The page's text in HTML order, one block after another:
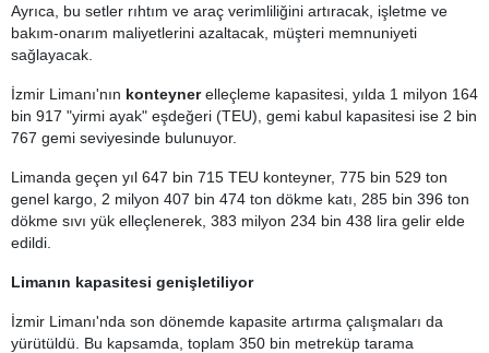
Ayrıca, bu setler rıhtım ve araç verimliliğini artıracak, işletme ve
bakım-onarım maliyetlerini azaltacak, müşteri memnuniyeti
sağlayacak.
İzmir Limanı'nın konteynerelleçleme kapasitesi, yılda 1 milyon 164
bin 917 "yirmi ayak" eşdeğeri (TEU), gemi kabul kapasitesi ise 2 bin
767 gemi seviyesinde bulunuyor.
Limanda geçen yıl 647 bin 715 TEU konteyner, 775 bin 529 ton
genel kargo, 2 milyon 407 bin 474 ton dökme katı, 285 bin 396 ton
dökme sıvı yük elleçlenerek, 383 milyon 234 bin 438 lira gelir elde
edildi.
Limanın kapasitesi genişletiliyor
İzmir Limanı'nda son dönemde kapasite artırma çalışmaları da
yürütüldü. Bu kapsamda, toplam 350 bin metreküp tarama